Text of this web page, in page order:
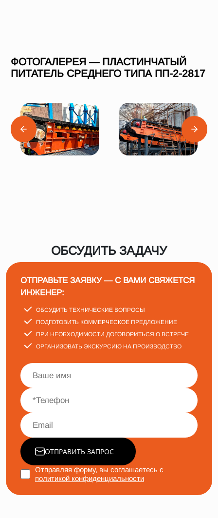
ФОТОГАЛЕРЕЯ — ПЛАСТИНЧАТЫЙ
ПИТАТЕЛЬ СРЕДНЕГО ТИПА ПП-2-2817
ОБСУДИТЬ ЗАДАЧУ
ОТПРАВЬТЕ ЗАЯВКУ — С ВАМИ СВЯЖЕТСЯ
ИНЖЕНЕР:
ОБСУДИТЬ ТЕХНИЧЕСКИЕ ВОПРОСЫ
ПОДГОТОВИТЬ КОММЕРЧЕСКОЕ ПРЕДЛОЖЕНИЕ
ПРИ НЕОБХОДИМОСТИ ДОГОВОРИТЬСЯ О ВСТРЕЧЕ
ОРГАНИЗОВАТЬ ЭКСКУРСИЮ НА ПРОИЗВОДСТВО
ОТПРАВИТЬ ЗАПРОС
Отправляя форму, вы соглашаетесь с
политикой конфиденциальности